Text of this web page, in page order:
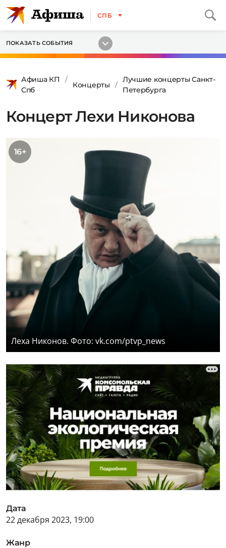
СПБ
ПОКАЗАТЬ СОБЫТИЯ
Афиша КП
Спб
Концерты
Лучшие концерты Санкт-
Петербурга
Концерт Лехи Никонова
16+
Леха Никонов. Фото: vk.com/ptvp_news
Дата
22 декабря 2023, 19:00
Жанр